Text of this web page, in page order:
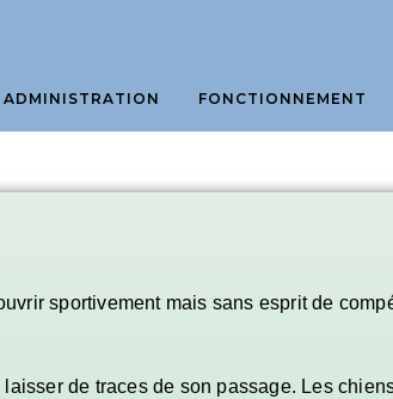
ADMINISTRATION FONCTIONNEMENT
sportivement mais sans esprit de
de traces de son passage. Les